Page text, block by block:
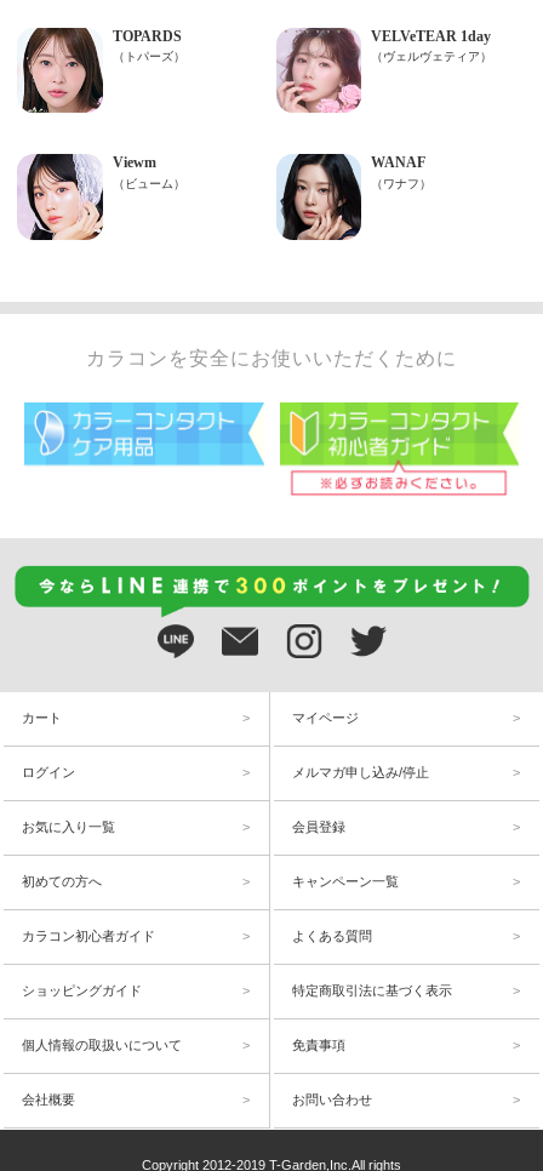
カラコンを安全にお使いいただくために
カート マイページ
ログイン メルマガ申し込み/停止
お気に入り一覧 会員登録
初めての方へ キャンペーン一覧
カラコン初心者ガイド よくある質問
ショッピングガイド 特定商取引法に基づく表示
個人情報の取扱いについて 免責事項
会社概要 お問い合わせ
Copyright 2012-2019 T-Garden,Inc.All rights